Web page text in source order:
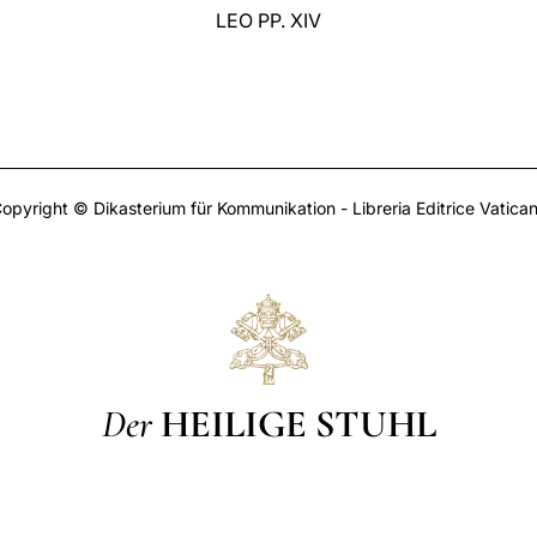
LEO PP. XIV
© Dikasterium für Kommunikation - Libreria Editrice
Der HEILIGE STUHL